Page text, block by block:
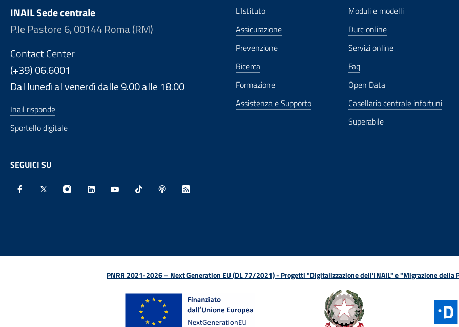
INAIL Sede centrale
P.le Pastore 6, 00144 Roma (RM)
Contact Center
(+39) 06.6001
Dal lunedì al venerdì dalle 9.00 alle 18.00
Inail risponde
Sportello digitale
SEGUICI SU
L'Istituto
Assicurazione
Prevenzione
Ricerca
Formazione
Assistenza e Supporto
Moduli e modelli
Durc online
Servizi online
Faq
Open Data
Casellario centrale infortuni
Superabile
PNRR 2021-2026 – Next Generation EU (DL 77/2021) - Progetti "Digitalizzazione dell’INAIL" e "Migrazione della